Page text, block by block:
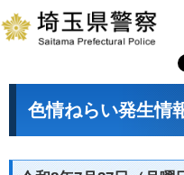
色情ねらい発生情